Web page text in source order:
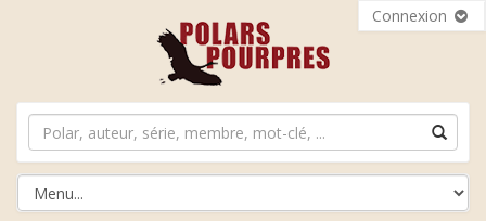
Connexion